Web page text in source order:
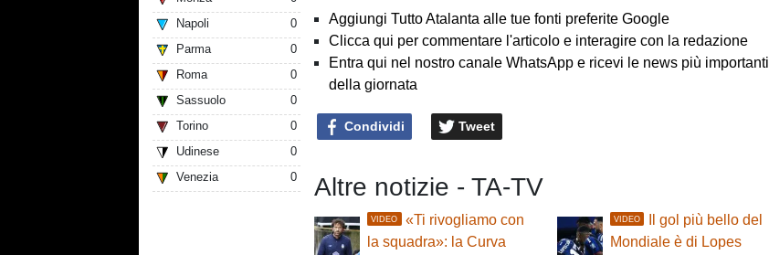
Napoli
0
Parma
0
Roma
0
Sassuolo
0
Torino
0
Udinese
0
Venezia
0
Aggiungi Tutto Atalanta alle tue fonti preferite Google
Clicca qui per commentare l'articolo e interagire con la redazione
Entra qui nel nostro canale WhatsApp e ricevi le news più importanti
della giornata
Condividi Tweet
Altre notizie - TA-TV
VIDEO
«Ti rivogliamo con
la squadra»: la Curva
VIDEO
Il gol più bello del
Mondiale è di Lopes